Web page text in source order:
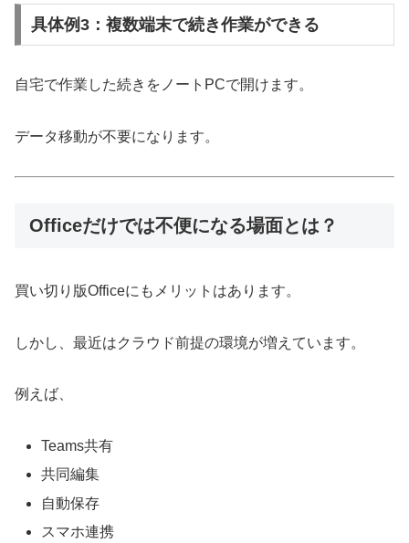
具体例3：複数端末で続き作業ができる
自宅で作業した続きをノートPCで開けます。
データ移動が不要になります。
Officeだけでは不便になる場面とは？
買い切り版Officeにもメリットはあります。
しかし、最近はクラウド前提の環境が増えています。
例えば、
Teams共有
共同編集
自動保存
スマホ連携